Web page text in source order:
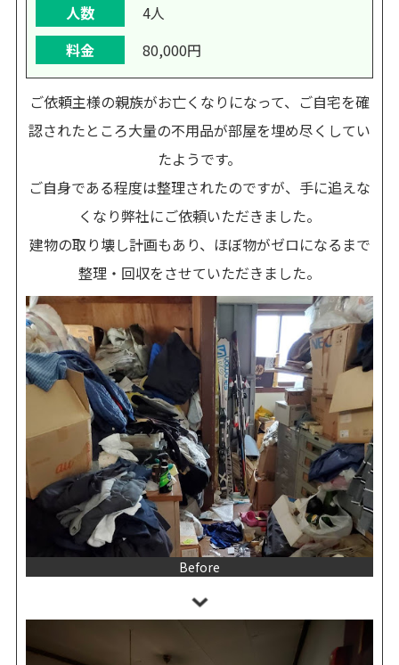
人数
4人
料金
80,000円
ご依頼主様の親族がお亡くなりになって、ご自宅を確
認されたところ大量の不用品が部屋を埋め尽くしてい
たようです。
ご自身である程度は整理されたのですが、手に追えな
くなり弊社にご依頼いただきました。
建物の取り壊し計画もあり、ほぼ物がゼロになるまで
整理・回収をさせていただきました。
Before